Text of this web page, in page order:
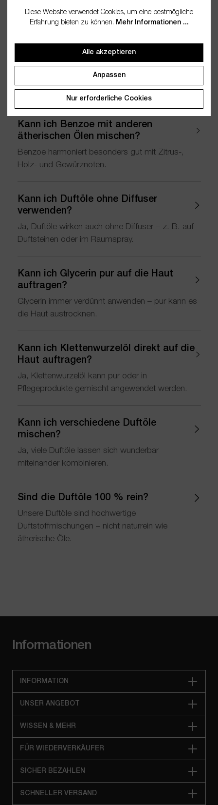
Ja, unser Klettenwurzelöl ist 100 % rein – ohne
künstliche Zusätze.
Ist die Sheabutter Bio 100 % rein?
Ja, unsere Sheabutter Bio ist 100 % rein und
ohne Zusätze.
Kann ich Benzoe mit anderen
ätherischen Ölen mischen?
Benzoe harmoniert besonders gut mit Zitrus-,
Holz- und Gewürznoten.
Kann ich Duftöle ohne Diffuser
verwenden?
Ja, Duftöle wirken auch ohne Diffuser – z. B. auf
Duftsteinen oder im Raumspray.
Kann ich Glycerin pur auf die Haut
auftragen?
Glycerin immer verdünnt anwenden – pur kann es
die Haut austrocknen.
Kann ich Klettenwurzelöl direkt auf die
Haut auftragen?
Ja, Klettenwurzelöl kann pur oder in
Pflegeprodukte gemischt angewendet werden.
Kann ich verschiedene Duftöle
mischen?
Ja, viele Duftöle lassen sich wunderbar
miteinander kombinieren.
Sind die Duftöle 100 % rein?
Unsere Duftöle sind hochwertige
Duftstoffmischungen – nicht naturrein wie
ätherische Öle.
Informationen
INFORMATION
UNSER ANGEBOT
WISSEN & MEHR
FÜR WIEDERVERKÄUFER
SICHER BEZAHLEN
SCHNELLER VERSAND
Diese Website verwendet Cookies, um eine bestmögliche
Erfahrung bieten zu können. Mehr Informationen ...
Alle akzeptieren
Anpassen
Nur erforderliche Cookies